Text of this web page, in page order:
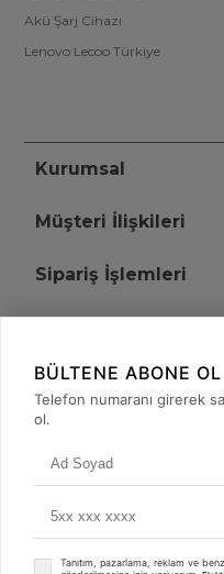
Akü Şarj Cihazı
Lenovo Lecoo Türkiye
Kurumsal
Müşteri İlişkileri
Sipariş İşlemleri
+90
BÜLTENE ABONE OL
Telefon numaranı girerek
ol.
Tanıtım, pazarlama, reklam ve